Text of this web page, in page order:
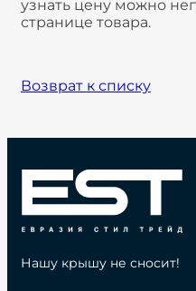
узнать цену можно
странице товара.
Возврат к списку
Нашу крышу не сносит!